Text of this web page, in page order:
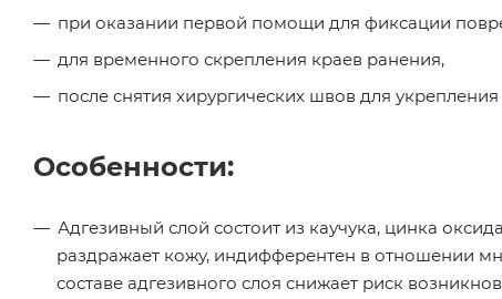
при оказании первой помощи для фиксации
для временного скрепления краев ранения,
после снятия хирургических швов для
Особенности:
Адгезивный слой состоит из каучука, цинка
раздражает кожу, индифферентен в отношении
составе адгезивного слоя снижает риск